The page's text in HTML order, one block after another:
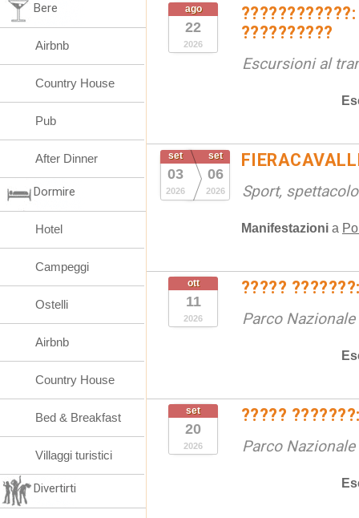
ago
22
2026
??????????
Escursioni al
set
03
2026
set
06
2026 Sport,
Manifestazioni a
ott
11
2026
?????
Parco
set
20
2026
?????
Parco
Bere
Airbnb
Country House
Pub
After Dinner
Dormire
Hotel
Campeggi
Ostelli
Airbnb
Country House
Bed & Breakfast
Villaggi turistici
Divertirti